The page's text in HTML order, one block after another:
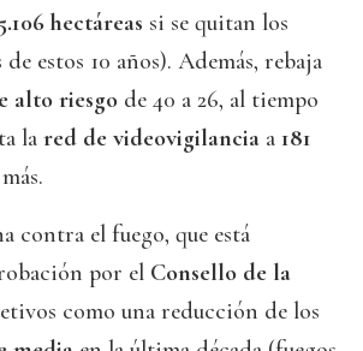
hectáreas si se quitan los
estos 10 años). Además, rebaja
alto riesgo de 40 a 26, al tiempo
la red de videovigilancia a 181
contra el fuego, que está
por el Consello de la
como una reducción de los